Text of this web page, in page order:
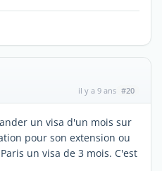
il y a 9 ans #20
un visa d'un mois sur
pour son extension ou
un visa de 3 mois. C'est